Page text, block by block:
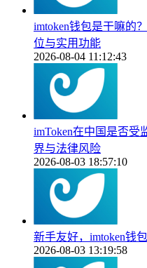
imtoken钱包是干嘛的
位与实用功能
2026-08-04 11:12:43
imToken在中国是否受
界与法律风险
2026-08-03 18:57:10
新手友好，imtoken钱
2026-08-03 13:19:58